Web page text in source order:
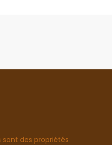
sont des propriétés